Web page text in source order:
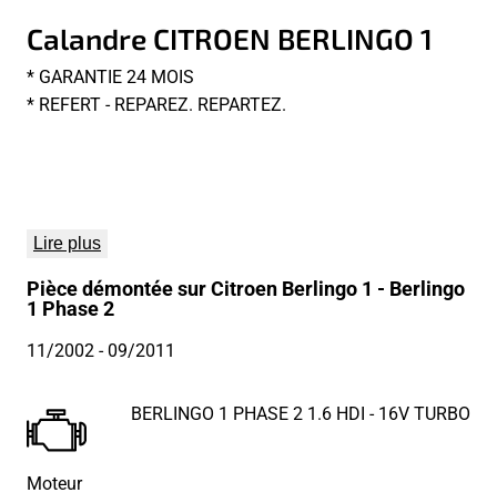
Calandre CITROEN BERLINGO 1
* GARANTIE 24 MOIS
* REFERT - REPAREZ. REPARTEZ.
Lire plus
Pièce démontée sur Citroen Berlingo 1 - Berlingo
1 Phase 2
11/2002 - 09/2011
Moteur
BERLINGO 1 PHASE 2 1.6 HDI - 16V TURBO